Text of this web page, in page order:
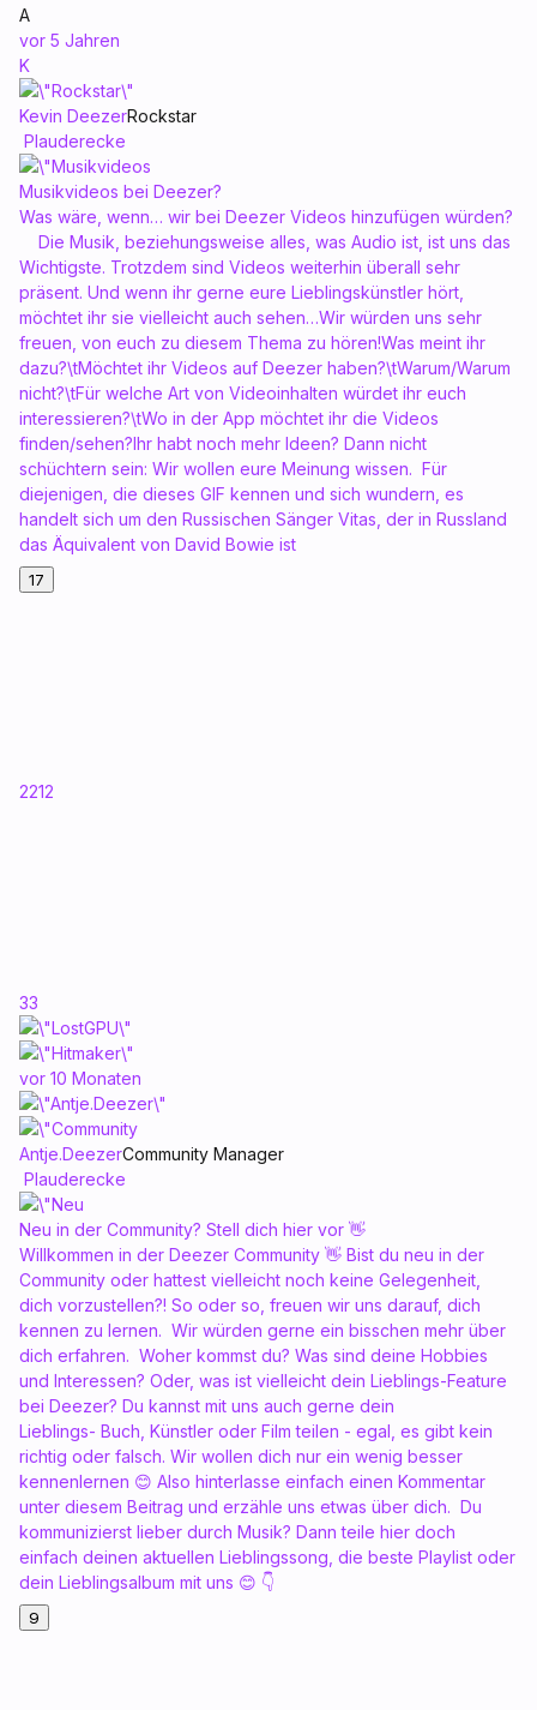
A
vor 5 Jahren
K
Kevin DeezerRockstar
Plauderecke
Musikvideos bei Deezer?
Was wäre, wenn… wir bei Deezer Videos hinzufügen würden?
Die Musik, beziehungsweise alles, was Audio ist, ist uns das
Wichtigste. Trotzdem sind Videos weiterhin überall sehr
präsent. Und wenn ihr gerne eure Lieblingskünstler hört,
möchtet ihr sie vielleicht auch sehen…Wir würden uns sehr
freuen, von euch zu diesem Thema zu hören!Was meint ihr
dazu?\tMöchtet ihr Videos auf Deezer haben?\tWarum/Warum
nicht?\tFür welche Art von Videoinhalten würdet ihr euch
interessieren?\tWo in der App möchtet ihr die Videos
finden/sehen?Ihr habt noch mehr Ideen? Dann nicht
schüchtern sein: Wir wollen eure Meinung wissen. Für
diejenigen, die dieses GIF kennen und sich wundern, es
handelt sich um den Russischen Sänger Vitas, der in Russland
das Äquivalent von David Bowie ist
17
2212
33
vor 10 Monaten
Antje.DeezerCommunity Manager
Plauderecke
Neu in der Community? Stell dich hier vor 👋
Willkommen in der Deezer Community 👋 Bist du neu in der
Community oder hattest vielleicht noch keine Gelegenheit,
dich vorzustellen?! So oder so, freuen wir uns darauf, dich
kennen zu lernen. Wir würden gerne ein bisschen mehr über
dich erfahren. Woher kommst du? Was sind deine Hobbies
und Interessen? Oder, was ist vielleicht dein Lieblings-Feature
bei Deezer? Du kannst mit uns auch gerne dein
Lieblings- Buch, Künstler oder Film teilen - egal, es gibt kein
richtig oder falsch. Wir wollen dich nur ein wenig besser
kennenlernen 😊 Also hinterlasse einfach einen Kommentar
unter diesem Beitrag und erzähle uns etwas über dich. Du
kommunizierst lieber durch Musik? Dann teile hier doch
einfach deinen aktuellen Lieblingssong, die beste Playlist oder
dein Lieblingsalbum mit uns 😊 👇
9